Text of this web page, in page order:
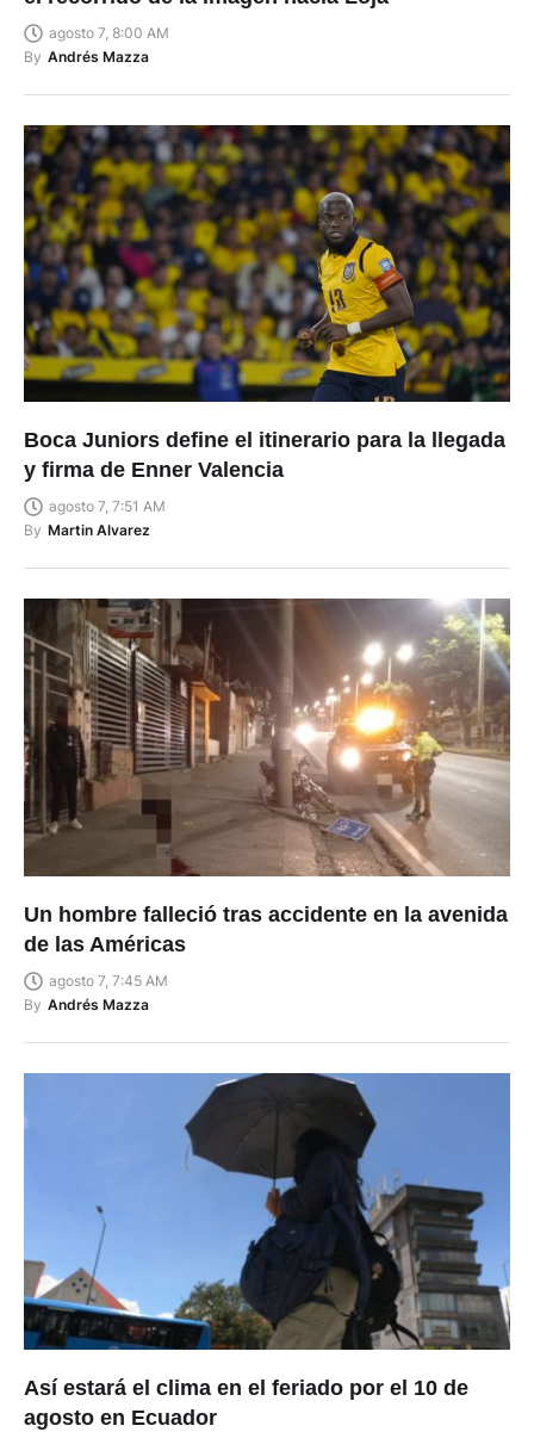
agosto 7, 8:00 AM
By Andrés Mazza
Boca Juniors define el itinerario para la llegada
y firma de Enner Valencia
agosto 7, 7:51 AM
By Martin Alvarez
Un hombre falleció tras accidente en la avenida
de las Américas
agosto 7, 7:45 AM
By Andrés Mazza
Así estará el clima en el feriado por el 10 de
agosto en Ecuador